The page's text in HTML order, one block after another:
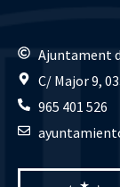
Ajuntament
C/ Major 9,
965 401 526